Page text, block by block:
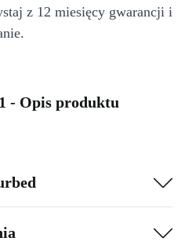
z 12 miesięcy gwarancji i
- Opis produktu